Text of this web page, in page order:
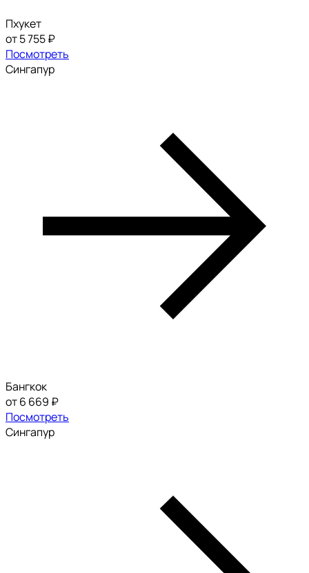
Пхукет
от 5 755 ₽
Посмотреть
Сингапур
Бангкок
от 6 669 ₽
Посмотреть
Сингапур